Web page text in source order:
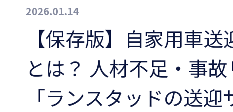
2026.01.14
【保存版】自家用車
とは？ 人材不足・事
「ランスタッドの送